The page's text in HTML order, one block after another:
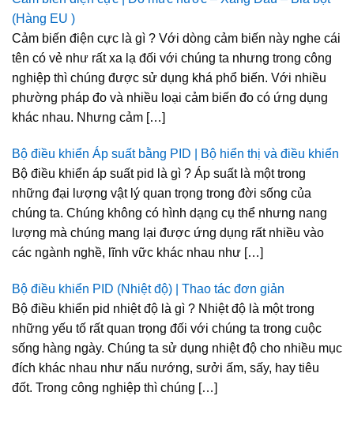
(Hàng EU )
Cảm biến điện cực là gì ? Với dòng cảm biến này nghe cái
tên có vẻ như rất xa lạ đối với chúng ta nhưng trong công
nghiệp thì chúng được sử dụng khá phổ biến. Với nhiều
phường pháp đo và nhiều loại cảm biến đo có ứng dụng
khác nhau. Nhưng cảm […]
Bộ điều khiển Áp suất bằng PID | Bộ hiển thị và điều khiển
Bộ điều khiển áp suất pid là gì ? Áp suất là một trong
những đại lượng vật lý quan trọng trong đời sống của
chúng ta. Chúng không có hình dạng cụ thể nhưng nang
lượng mà chúng mang lại được ứng dụng rất nhiều vào
các ngành nghề, lĩnh vữc khác nhau như […]
Bộ điều khiển PID (Nhiệt độ) | Thao tác đơn giản
Bộ điều khiển pid nhiệt độ là gì ? Nhiệt độ là một trong
những yếu tố rất quan trọng đối với chúng ta trong cuộc
sống hàng ngày. Chúng ta sử dụng nhiệt độ cho nhiều mục
đích khác nhau như nấu nướng, sưởi ấm, sấy, hay tiêu
đốt. Trong công nghiệp thì chúng […]